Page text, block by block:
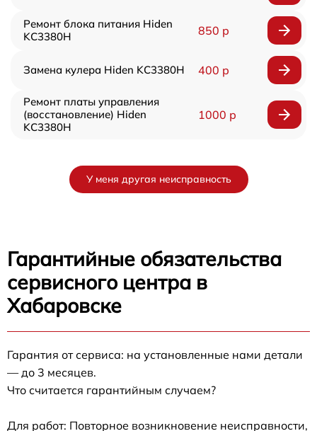
Ремонт блока питания Hiden
KC3380H
850 р
Замена кулера Hiden KC3380H 400 р
Ремонт платы управления
(восстановление) Hiden
KC3380H
1000 р
У меня другая неисправность
Гарантийные обязательства
сервисного центра в
Хабаровске
Гарантия от сервиса: на установленные нами детали
— до 3 месяцев.
Что считается гарантийным случаем?
Для работ: Повторное возникновение неисправности,